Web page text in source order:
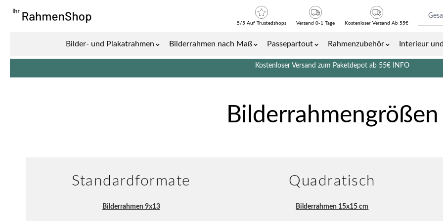
Bilder- und Plakatrahmen
Bilderrahmen nach Maß
Passepartout
Rahmenzubehör
Interieur
5/5 Auf Trustedshops Versand 0-1 Tage Kostenloser Versand Ab 55€
Kostenloser Versand zum Paketdepot ab 55€ INFO
Bilderrahmengrößen
Standardformate
Bilderrahmen 9x13
Quadratisch
Bilderrahmen 15x15 cm